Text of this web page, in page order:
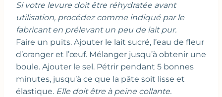
Si votre levure doit être réhydratée avant
utilisation, procédez comme indiqué par le
fabricant en prélevant un peu de lait pur.
Faire un puits. Ajouter le lait sucré, l’eau de fleur
d’oranger et l’œuf. Mélanger jusqu’à obtenir une
boule. Ajouter le sel. Pétrir pendant 5 bonnes
minutes, jusqu’à ce que la pâte soit lisse et
élastique. Elle doit être à peine collante.